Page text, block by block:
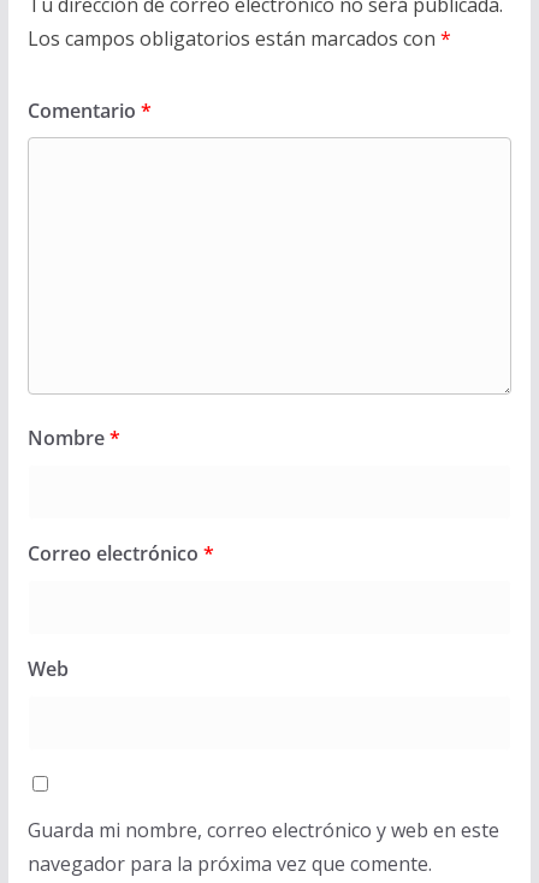
Los campos obligatorios están marcados con *
Comentario *
Nombre*
Correo electrónico *
Web
Guarda mi nombre, correo electrónico y web en este
navegador para la próxima vez que comente.